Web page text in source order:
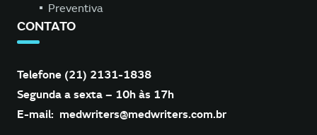
Preventiva
CONTATO
Telefone (21) 2131-1838
Segunda a sexta – 10h às 17h
E-mail: medwriters@medwriters.com.br